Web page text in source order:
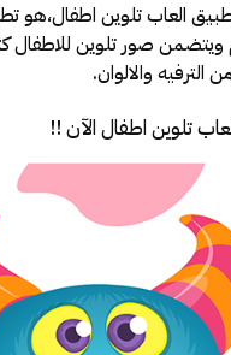
العاب تلوين اطفال،هو
صور تلوين للاطفال
الترفيه والالوان.
تلوين اطفال الآن !!